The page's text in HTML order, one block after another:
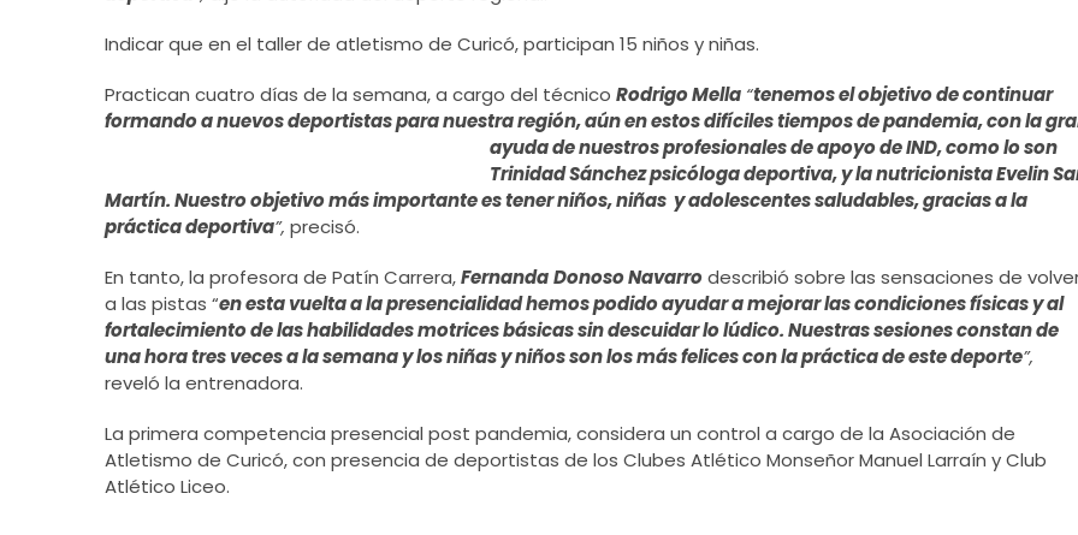
Indicar que en el taller de atletismo de Curicó, participan 15 niños y niñas.
Practican cuatro días de la semana, a cargo del técnico Rodrigo Mella “tenemos el objetivo de continuar
formando a nuevos deportistas para nuestra región, aún en estos difícilestiempos de pandemia, con la
ayuda de nuestros profesionales de apoyo de IND, como lo son
Trinidad Sánchez psicóloga deportiva, y la nutricionista Evelin
Martín. Nuestro objetivo más importante es tener niños, niñas y adolescentes saludables, gracias a la
práctica deportiva”, precisó.
En tanto, la profesora de Patín Carrera,FernandaDonoso Navarrodescribió sobre las sensaciones de
a las pistas “en esta vuelta a la presencialidad hemos podido ayudar a mejorar las condiciones físicas y al
fortalecimiento de las habilidades motrices básicas sin descuidar lo lúdico. Nuestras sesiones constan de
una hora tres veces a la semana y los niñas y niños son los más felices con la práctica de este deporte”,
reveló la entrenadora.
La primera competencia presencial post pandemia, considera un control a cargo de la Asociación de
Atletismo de Curicó, con presencia de deportistas de los Clubes Atlético Monseñor Manuel Larraín y Club
Atlético Liceo.